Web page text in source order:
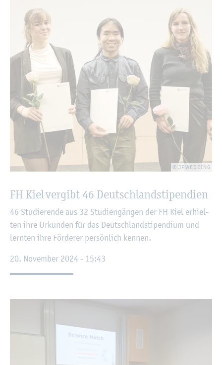
© JF WED­DING
FH Kiel ver­gibt 46 Deutsch­land­sti­pen­di­en
46 Stu­die­ren­de aus 32 Stu­di­en­gän­gen der FH Kiel er­hiel­
ten ihre Ur­kun­den für das Deutsch­land­sti­pen­di­um und
lern­ten ihre För­de­rer per­sön­lich ken­nen.
20. No­vem­ber 2024 - 15:43